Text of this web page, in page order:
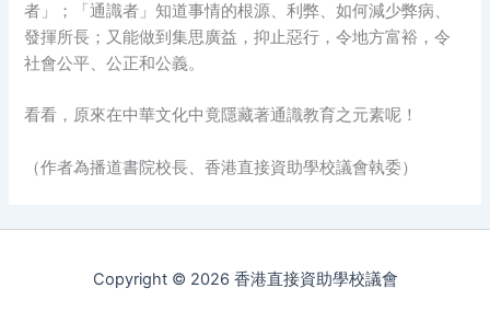
者」；「通識者」知道事情的根源、利弊、如何減少弊病、
發揮所長；又能做到集思廣益，抑止惡行，令地方富裕，令
社會公平、公正和公義。
看看，原來在中華文化中竟隱藏著通識教育之元素呢！
（作者為播道書院校長、香港直接資助學校議會執委）
Copyright © 2026 香港直接資助學校議會